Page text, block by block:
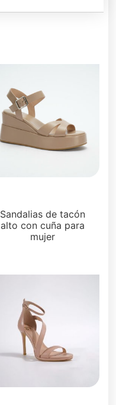
Sandalias de tacón
alto con cuña para
mujer